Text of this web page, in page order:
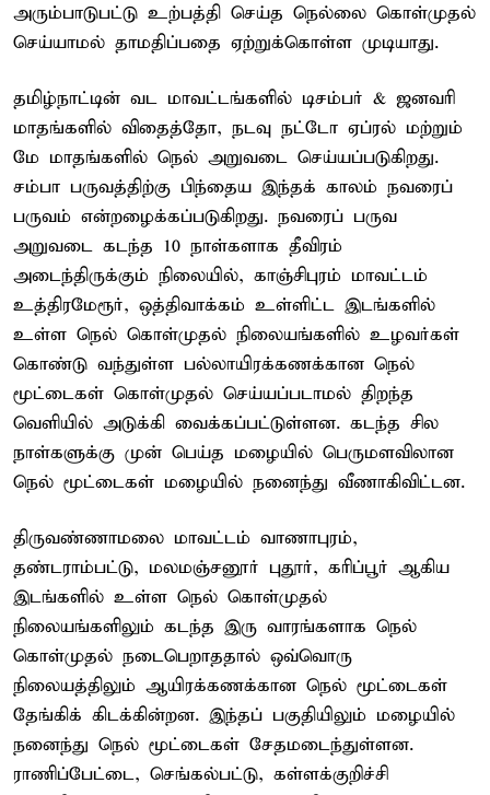
அரும்பாடுபட்டு உற்பத்தி செய்த நெல்லை கொள்முதல்
செய்யாமல் தாமதிப்பதை ஏற்றுக்கொள்ள முடியாது.
தமிழ்நாட்டின் வட மாவட்டங்களில் டிசம்பர் & ஜனவரி
மாதங்களில் விதைத்தோ, நடவு நட்டோ ஏப்ரல் மற்றும்
மே மாதங்களில் நெல் அறுவடை செய்யப்படுகிறது.
சம்பா பருவத்திற்கு பிந்தைய இந்தக் காலம் நவரைப்
பருவம் என்றழைக்கப்படுகிறது. நவரைப் பருவ
அறுவடை கடந்த 10 நாள்களாக தீவிரம்
அடைந்திருக்கும் நிலையில், காஞ்சிபுரம் மாவட்டம்
உத்திரமேரூர், ஒத்திவாக்கம் உள்ளிட்ட இடங்களில்
உள்ள நெல் கொள்முதல் நிலையங்களில் உழவர்கள்
கொண்டு வந்துள்ள பல்லாயிரக்கணக்கான நெல்
மூட்டைகள் கொள்முதல் செய்யப்படாமல் திறந்த
வெளியில் அடுக்கி வைக்கப்பட்டுள்ளன. கடந்த சில
நாள்களுக்கு முன் பெய்த மழையில் பெருமளவிலான
நெல் மூட்டைகள் மழையில் நனைந்து வீணாகிவிட்டன.
திருவண்ணாமலை மாவட்டம் வாணாபுரம்,
தண்டராம்பட்டு, மலமஞ்சனூர் புதூர், கரிப்பூர் ஆகிய
இடங்களில் உள்ள நெல் கொள்முதல்
நிலையங்களிலும் கடந்த இரு வாரங்களாக நெல்
கொள்முதல் நடைபெறாததால் ஒவ்வொரு
நிலையத்திலும் ஆயிரக்கணக்கான நெல் மூட்டைகள்
தேங்கிக் கிடக்கின்றன. இந்தப் பகுதியிலும் மழையில்
நனைந்து நெல் மூட்டைகள் சேதமடைந்துள்ளன.
ராணிப்பேட்டை, செங்கல்பட்டு, கள்ளக்குறிச்சி